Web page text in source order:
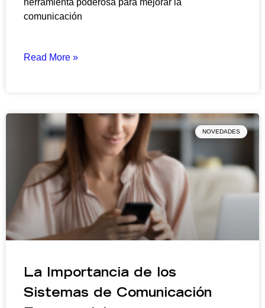
herramienta poderosa para mejorar la
comunicación
Read More »
NOVEDADES
La Importancia de los
Sistemas de Comunicación